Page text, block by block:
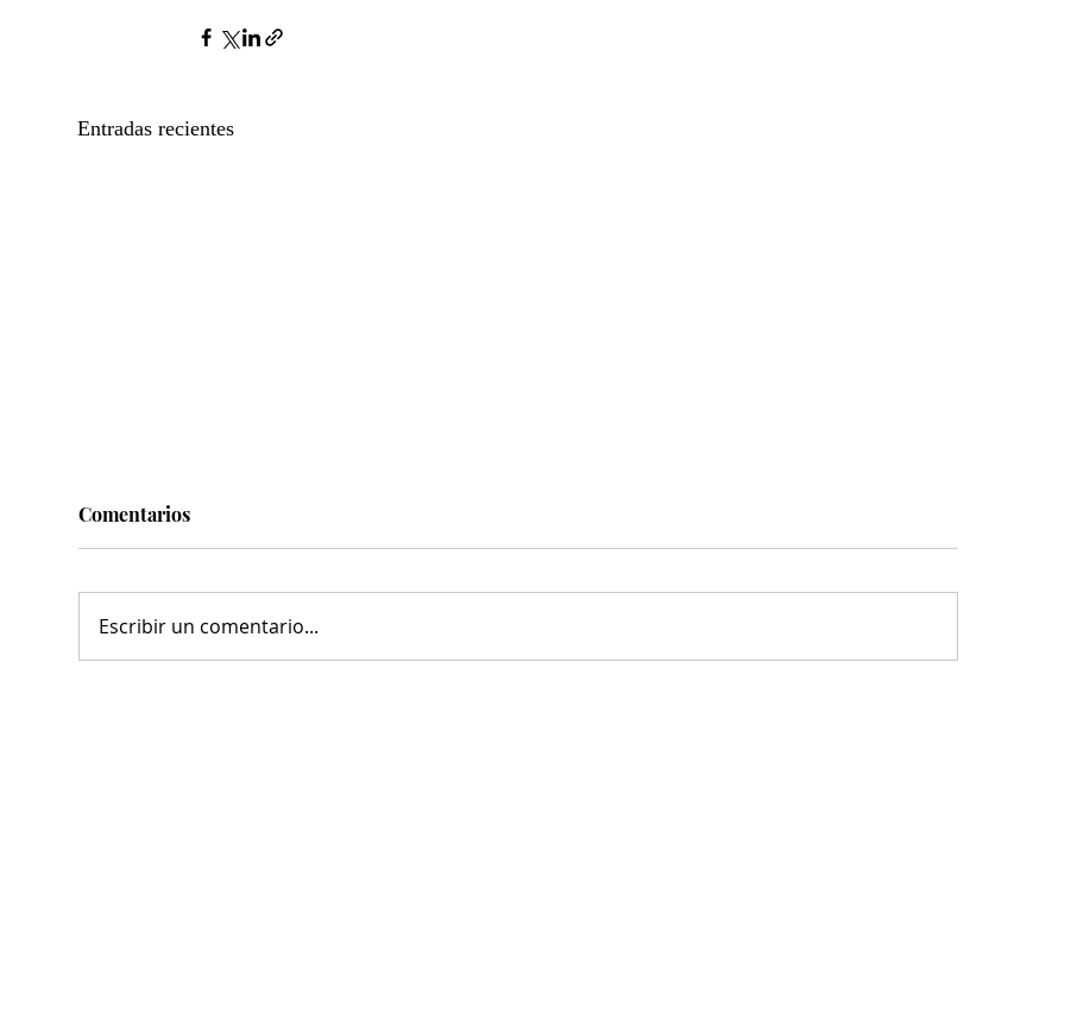
Entradas recientes
Comentarios
Escribir un comentario...